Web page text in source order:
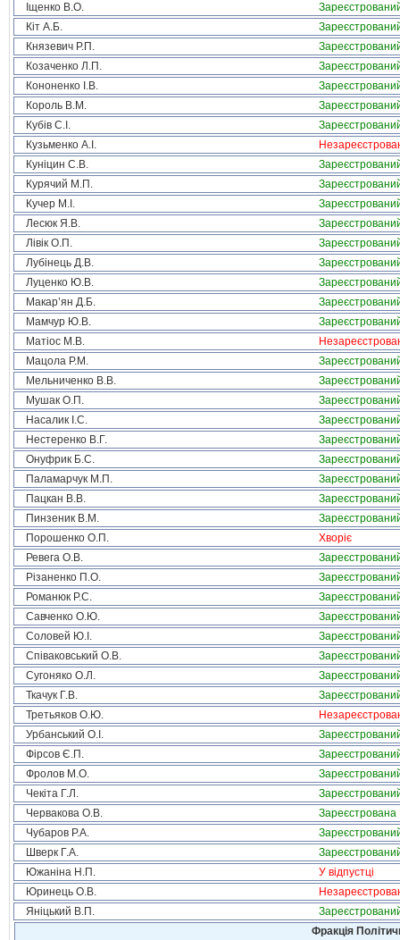
Іщенко В.О.
Кіт А.Б.
Князевич Р.П.
Козаченко Л.П.
Кононенко І.В.
Король В.М.
Кубів С.І.
Кузьменко А.І.
Куніцин С.В.
Курячий М.П.
Кучер М.І.
Лесюк Я.В.
Лівік О.П.
Лубінець Д.В.
Луценко Ю.В.
Макар’ян Д.Б.
Мамчур Ю.В.
Матіос М.В.
Мацола Р.М.
Мельниченко В.В.
Мушак О.П.
Насалик І.С.
Нестеренко В.Г.
Онуфрик Б.С.
Паламарчук М.П.
Пацкан В.В.
Пинзеник В.М.
Порошенко О.П.
Хворіє
Ревега О.В.
Різаненко П.О.
Романюк Р.С.
Савченко О.Ю.
Соловей Ю.І.
Співаковський О.В.
Сугоняко О.Л.
Ткачук Г.В.
Третьяков О.Ю.
Урбанський О.І.
Фірсов Є.П.
Фролов М.О.
Чекіта Г.Л.
Червакова О.В.
Зареєстрована
Чубаров Р.А.
Шверк Г.А.
Южаніна Н.П.
У відпустці
Юринець О.В.
Яніцький В.П.
Фракція